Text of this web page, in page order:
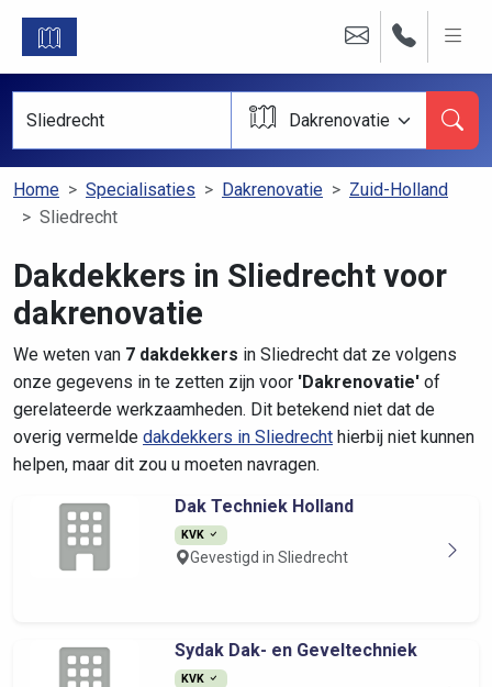
Dakrenovatie
Home Specialisaties Dakrenovatie
Zuid-Holland
Sliedrecht
Dakdekkers in Sliedrecht voor
dakrenovatie
We weten van 7 dakdekkers in Sliedrecht dat ze volgens
onze gegevens in te zetten zijn voor 'Dakrenovatie' of
gerelateerde werkzaamheden. Dit betekend niet dat de
overig vermelde dakdekkers in Sliedrecht hierbij niet kunnen
helpen, maar dit zou u moeten navragen.
Dak Techniek Holland
KVK
Gevestigd in Sliedrecht
Sydak Dak- en Geveltechniek
KVK